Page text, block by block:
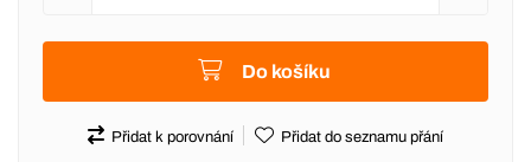
Do košíku
Přidat k porovnání Přidat do seznamu přání